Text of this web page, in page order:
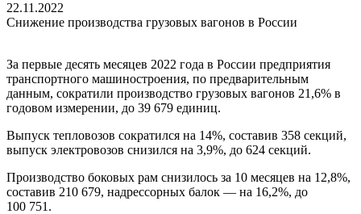
22.11.2022
Снижение производства грузовых вагонов в России
За первые десять месяцев 2022 года в России предприятия
транспортного машиностроения, по предварительным
данным, сократили производство грузовых вагонов 21,6% в
годовом измерении, до 39 679 единиц.
Выпуск тепловозов сократился на 14%, составив 358 секций,
выпуск электровозов снизился на 3,9%, до 624 секций.
Производство боковых рам снизилось за 10 месяцев на 12,8%,
составив 210 679, надрессорных балок — на 16,2%, до
100 751.